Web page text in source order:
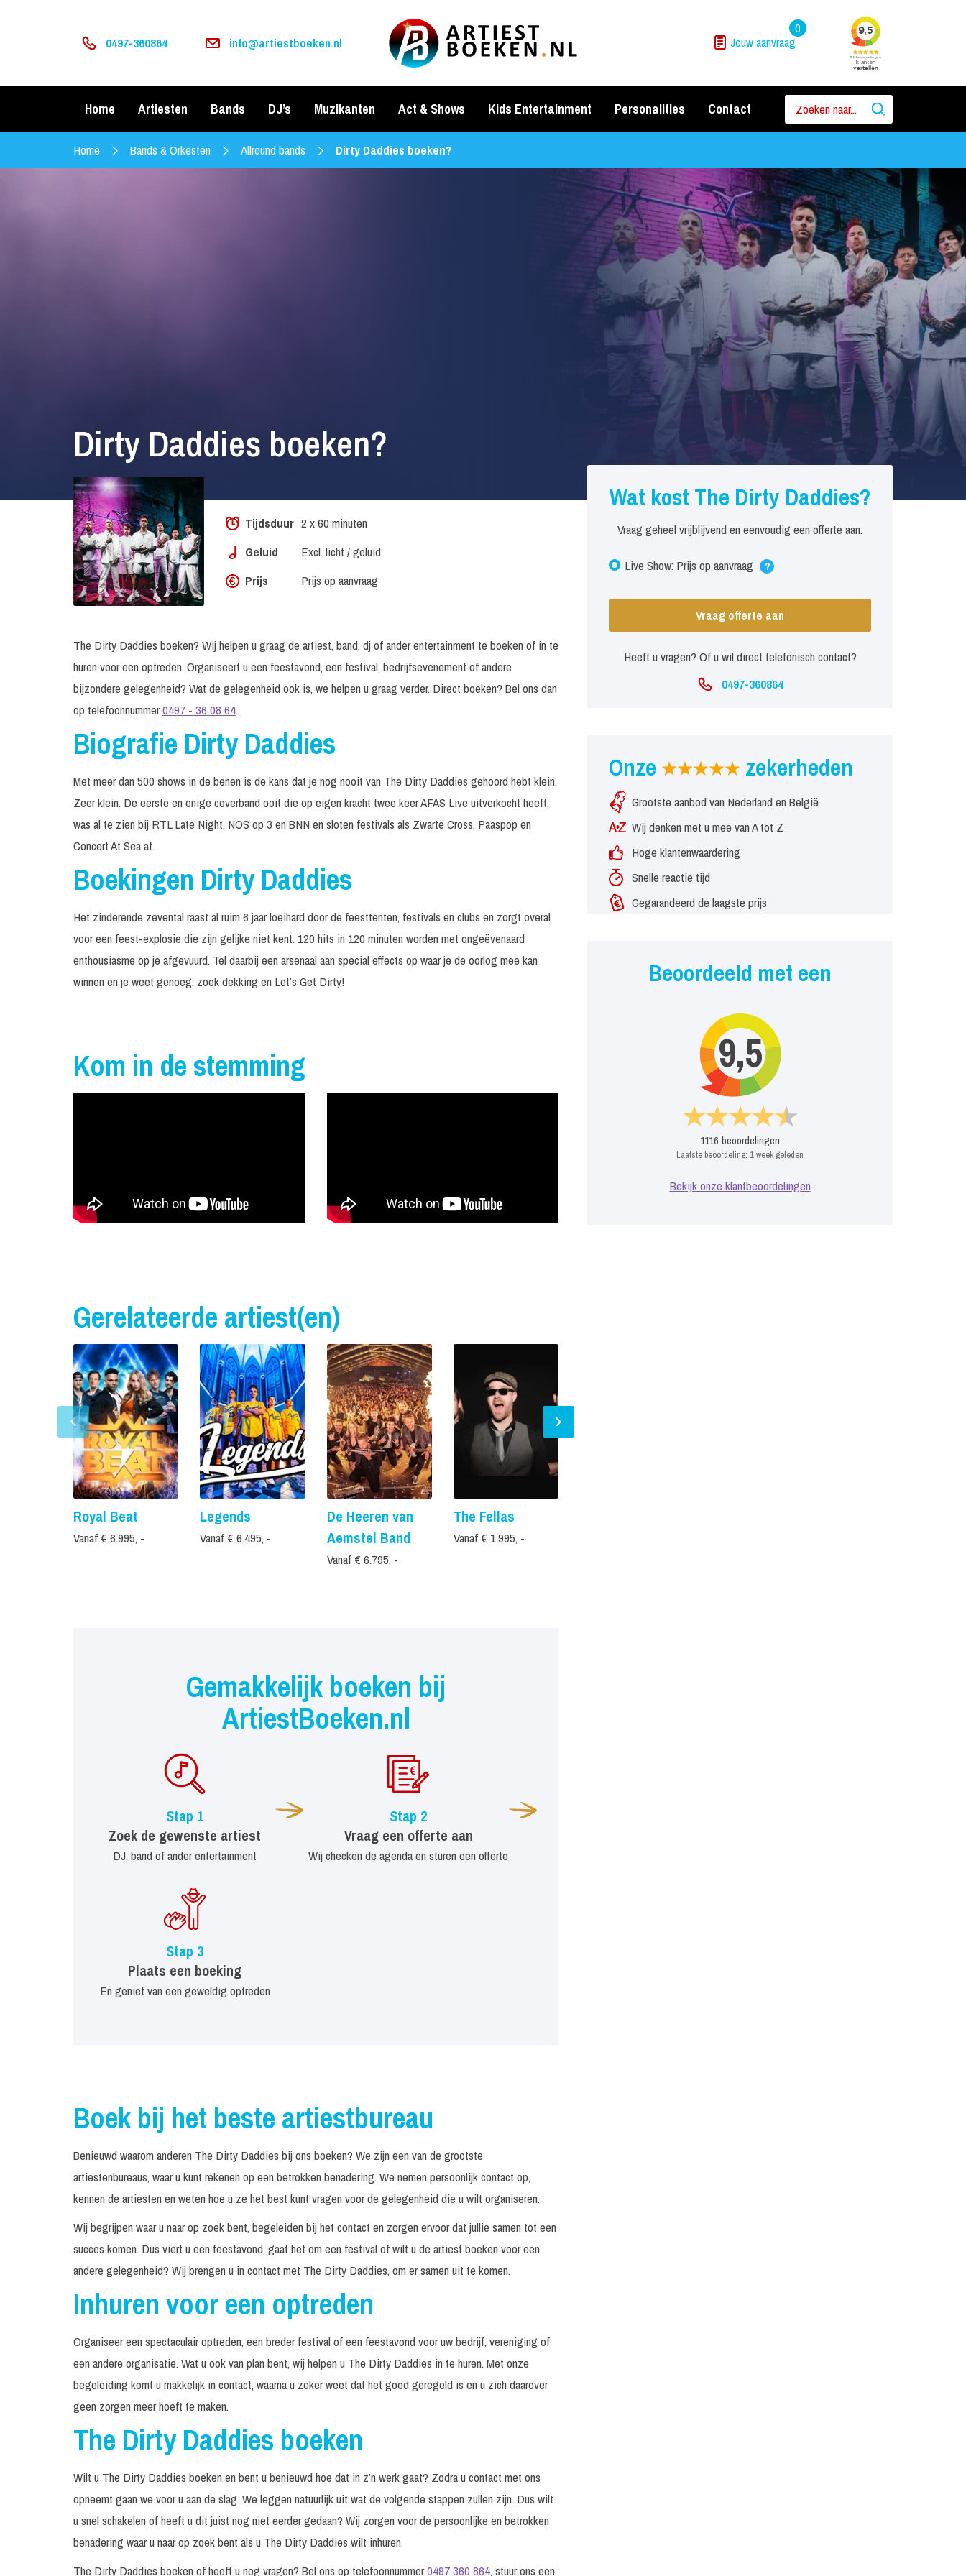
0497-360864 info@artiestboeken.nl Jouw aanvraag
0
Home Artiesten Bands DJ’s Muzikanten Act & Shows Kids Entertainment Personalities Contact
Home Bands & Orkesten Allround bands Dirty Daddies boeken?
Dirty Daddies boeken?
Tijdsduur 2 x 60 minuten
Geluid
Excl. licht / geluid
Prijs
Prijs op aanvraag
The Dirty Daddies boeken? Wij helpen u graag de artiest, band, dj of ander entertainment te boeken of in te
huren voor een optreden. Organiseert u een feestavond, een festival, bedrijfsevenement of andere
bijzondere gelegenheid? Wat de gelegenheid ook is, we helpen u graag verder. Direct boeken? Bel ons dan
op telefoonnummer0497 - 36 08 64.
Biografie Dirty Daddies
Met meer dan 500 shows in de benen is de kans dat je nog nooit van The Dirty Daddies gehoord hebt klein.
Zeer klein. De eerste en enige coverband ooit die op eigen kracht twee keer AFAS Live uitverkocht heeft,
was al te zien bij RTL Late Night, NOS op 3 en BNN en sloten festivals als Zwarte Cross, Paaspop en
Concert At Sea af.
Boekingen Dirty Daddies
Het zinderende zevental raast al ruim 6 jaar loeihard door de feesttenten, festivals en clubs en zorgt overal
voor een feest-explosie die zijn gelijke niet kent. 120 hits in 120 minuten worden met ongeëvenaard
enthousiasme op je afgevuurd. Tel daarbij een arsenaal aan special effects op waar je de oorlog mee kan
winnen en je weet genoeg: zoek dekking en Let’s Get Dirty!
Kom in de stemming
Wat kost The Dirty Daddies?
Vraag geheel vrijblijvend en eenvoudig een offerte aan.
Live Show: Prijs op aanvraag ?
Vraag offerte aan
Heeft u vragen? Of u wil direct telefonisch contact?
0497-360864
Onze zekerheden
Grootste aanbod van Nederland en België
Wij denken met u mee van A tot Z
Hoge klantenwaardering
Snelle reactie tijd
Gegarandeerd de laagste prijs
Beoordeeld met een
9,5
1116 beoordelingen
Laatste beoordeling: 1 week geleden
Bekijk onze klantbeoordelingen
Gerelateerde artiest(en)
Royal Beat
Vanaf € 6.995, -
Legends
Vanaf € 6.495, -
De Heeren van
Aemstel Band
Vanaf € 6.795, -
The Fellas
Vanaf € 1.995, -
Gemakkelijk boeken bij
ArtiestBoeken.nl
Stap 1
Zoek de gewenste artiest
DJ, band of ander entertainment
Stap 2
Vraag een offerte aan
Wij checken de agenda en sturen een offerte
Stap 3
Plaats een boeking
En geniet van een geweldig optreden
Boek bij het beste artiestbureau
Benieuwd waarom anderen The Dirty Daddies bij ons boeken? We zijn een van de grootste
artiestenbureaus, waar u kunt rekenen op een betrokken benadering. We nemen persoonlijk contact op,
kennen de artiesten en weten hoe u ze het best kunt vragen voor de gelegenheid die u wilt organiseren.
Wij begrijpen waar u naar op zoek bent, begeleiden bij het contact en zorgen ervoor dat jullie samen tot een
succes komen. Dus viert u een feestavond, gaat het om een festival of wilt u de artiest boeken voor een
andere gelegenheid? Wij brengen u in contact met The Dirty Daddies, om er samen uit te komen.
Inhuren voor een optreden
Organiseer een spectaculair optreden, een breder festival of een feestavond voor uw bedrijf, vereniging of
een andere organisatie. Wat u ook van plan bent, wij helpen u The Dirty Daddies in te huren. Met onze
begeleiding komt u makkelijk in contact, waarna u zeker weet dat het goed geregeld is en u zich daarover
geen zorgen meer hoeft te maken.
The Dirty Daddies boeken
Wilt u The Dirty Daddies boeken en bent u benieuwd hoe dat in z’n werk gaat? Zodra u contact met ons
opneemt gaan we voor u aan de slag. We leggen natuurlijk uit wat de volgende stappen zullen zijn. Dus wilt
u snel schakelen of heeft u dit juist nog niet eerder gedaan? Wij zorgen voor de persoonlijke en betrokken
benadering waar u naar op zoek bent als u The Dirty Daddies wilt inhuren.
The Dirty Daddies boeken of heeft u nog vragen? Bel ons op telefoonnummer0497 360 864, stuur ons een